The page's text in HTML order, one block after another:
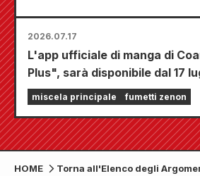
2026.07.17
L'app ufficiale di manga di
Plus", sarà disponibile dal 17
funzionalità che ti terranno
schermo, tra cui "Scegli il tuo
gratuito" e "Aggiornamenti
miscela principale fumetti zenon
HOME Torna all'Elenco degli